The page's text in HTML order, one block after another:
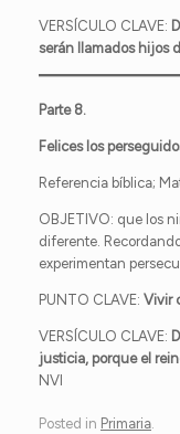
VERSÍCULO CLAVE:
serán llamados hijos
Parte 8.
Felices los
Referencia bíblica;
OBJETIVO: que los
diferente.
experimentan
PUNTO CLAVE: Vivir
VERSÍCULO CLAVE:
justicia, porque el
NVI
Posted in Primaria.